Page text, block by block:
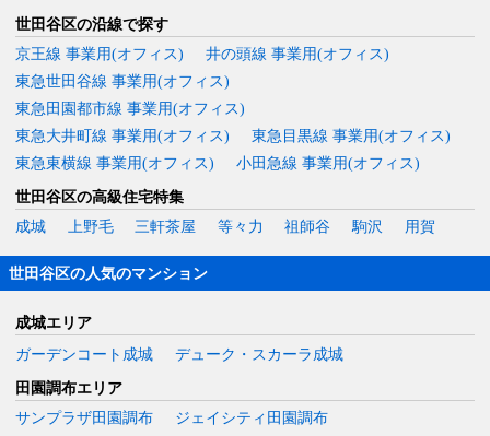
世田谷区の沿線で探す
京王線 事業用(オフィス)
井の頭線 事業用(オフィス)
東急世田谷線 事業用(オフィス)
東急田園都市線 事業用(オフィス)
東急大井町線 事業用(オフィス)
東急目黒線 事業用(オフィス)
東急東横線 事業用(オフィス)
小田急線 事業用(オフィス)
世田谷区の高級住宅特集
成城
上野毛 三軒茶屋 等々力 祖師谷 駒沢 用賀
世田谷区の人気のマンション
成城エリア
ガーデンコート成城
デューク・スカーラ成城
田園調布エリア
サンプラザ田園調布
ジェイシティ田園調布